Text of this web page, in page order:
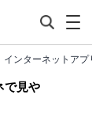
インターネットアプ
で見や